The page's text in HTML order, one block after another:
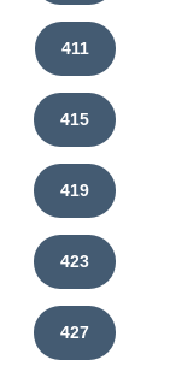
411
415
419
423
427